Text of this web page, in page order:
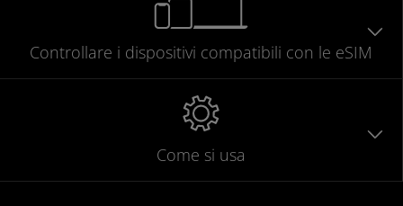
Controllare i dispositivi compatibili con le eSIM
Come si usa